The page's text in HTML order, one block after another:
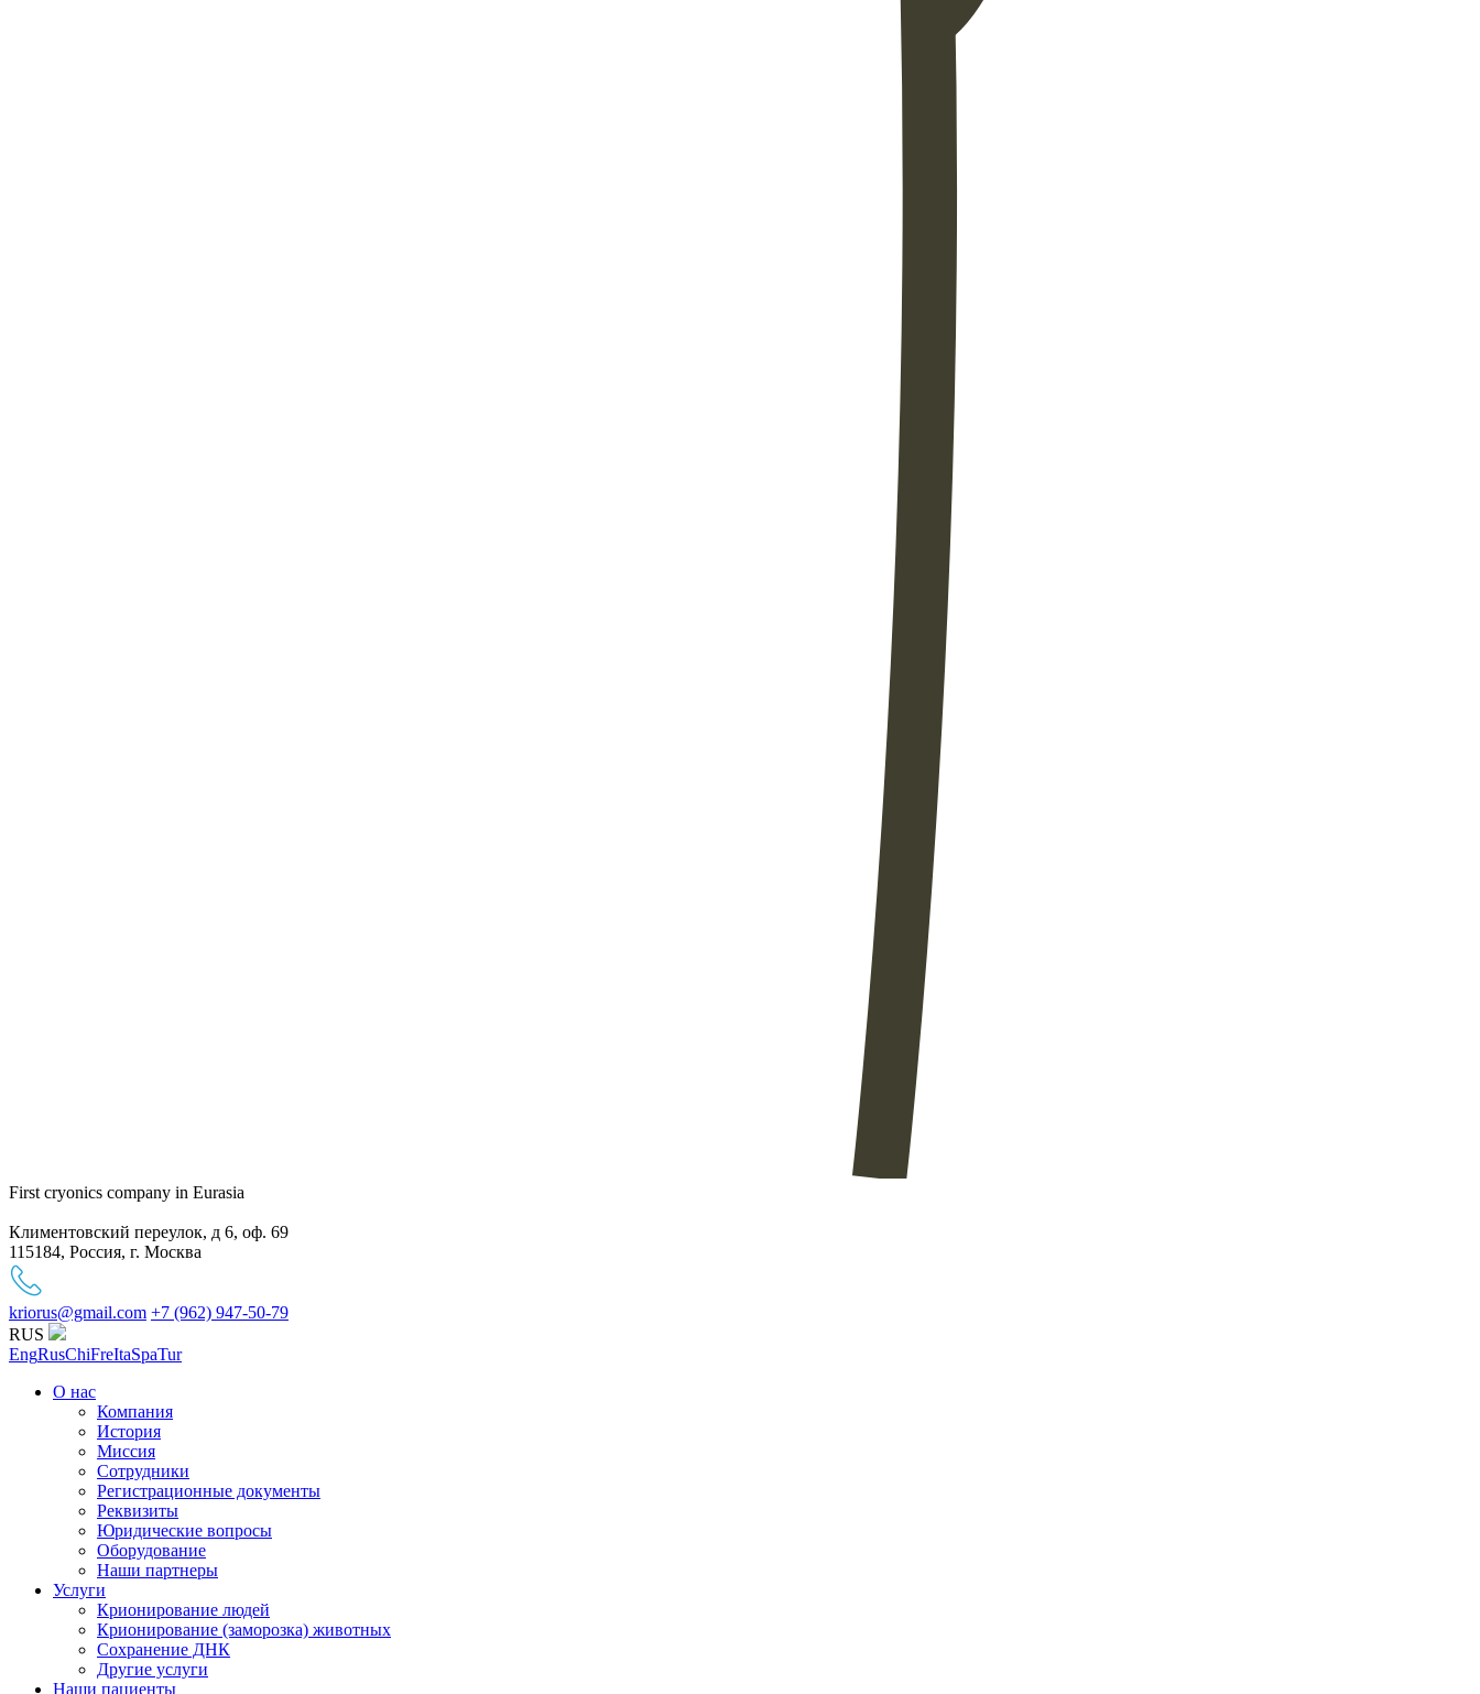
First cryonics company in Eurasia
Климентовский переулок, д 6, оф. 69
115184, Россия, г. Москва
kriorus@gmail.com +7 (962) 947-50-79
RUS
EngRusChiFreItaSpaTur
О нас
Компания
История
Миссия
Сотрудники
Регистрационные документы
Реквизиты
Юридические вопросы
Оборудование
Наши партнеры
Услуги
Крионирование людей
Крионирование (заморозка) животных
Сохранение ДНК
Другие услуги
Наши пациенты